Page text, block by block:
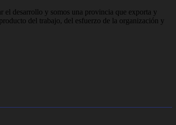
el desarrollo y somos una provincia que exporta y
del trabajo, del esfuerzo de la organización y